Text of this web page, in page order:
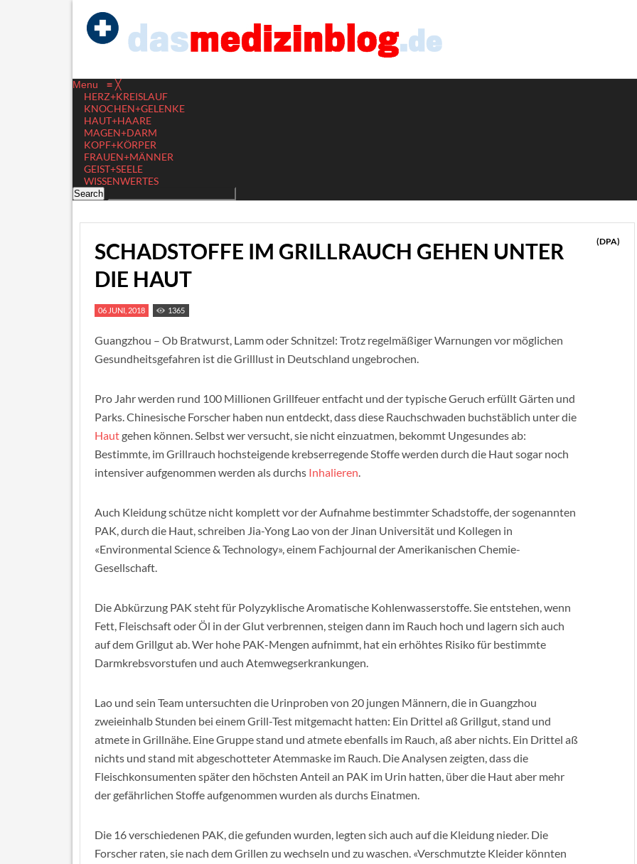
Menu ≡ ╳
HERZ+KREISLAUF
KNOCHEN+GELENKE
HAUT+HAARE
MAGEN+DARM
KOPF+KÖRPER
FRAUEN+MÄNNER
GEIST+SEELE
WISSENWERTES
SCHADSTOFFE IM GRILLRAUCH GEHEN UNTER
DIE HAUT
(DPA)
06 JUNI, 2018 1365
Guangzhou – Ob Bratwurst, Lamm oder Schnitzel: Trotz regelmäßiger Warnungen vor möglichen
Gesundheitsgefahren ist die Grilllust in Deutschland ungebrochen.
Pro Jahr werden rund 100 Millionen Grillfeuer entfacht und der typische Geruch erfüllt Gärten und
Parks. Chinesische Forscher haben nun entdeckt, dass diese Rauchschwaden buchstäblich unter die
Hautgehen können. Selbst wer versucht, sie nicht einzuatmen, bekommt Ungesundes ab:
Bestimmte, im Grillrauch hochsteigende krebserregende Stoffe werden durch die Haut sogar noch
intensiver aufgenommen werden als durchs Inhalieren.
Auch Kleidung schütze nicht komplett vor der Aufnahme bestimmter Schadstoffe, der sogenannten
PAK, durch die Haut, schreiben Jia-Yong Lao von der Jinan Universität und Kollegen in
«Environmental Science & Technology», einem Fachjournal der Amerikanischen Chemie-
Gesellschaft.
Die Abkürzung PAK steht für Polyzyklische Aromatische Kohlenwasserstoffe. Sie entstehen, wenn
Fett, Fleischsaft oder Öl in der Glut verbrennen, steigen dann im Rauch hoch und lagern sich auch
auf dem Grillgut ab. Wer hohe PAK-Mengen aufnimmt, hat ein erhöhtes Risiko für bestimmte
Darmkrebsvorstufen und auch Atemwegserkrankungen.
Lao und sein Team untersuchten die Urinproben von 20 jungen Männern, die in Guangzhou
zweieinhalb Stunden bei einem Grill-Test mitgemacht hatten: Ein Drittel aß Grillgut, stand und
atmete in Grillnähe. Eine Gruppe stand und atmete ebenfalls im Rauch, aß aber nichts. Ein Drittel aß
nichts und stand mit abgeschotteter Atemmaske im Rauch. Die Analysen zeigten, dass die
Fleischkonsumenten später den höchsten Anteil an PAK im Urin hatten, über die Haut aber mehr
der gefährlichen Stoffe aufgenommen wurden als durchs Einatmen.
Die 16 verschiedenen PAK, die gefunden wurden, legten sich auch auf die Kleidung nieder. Die
Forscher raten, sie nach dem Grillen zu wechseln und zu waschen. «Verschmutzte Kleider könnten